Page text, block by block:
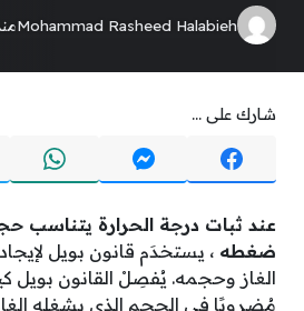
Mohammad Rasheed Halabiehمنذ 3
شارك على ...
عند ثبات درجة الحرارة يتناسب
ضغطه ، يستخدَم قانون بويل
الغاز وحجمه. يُفصِلْ القانون بويل
مُضروبًا في الحجم الذي يشغِله